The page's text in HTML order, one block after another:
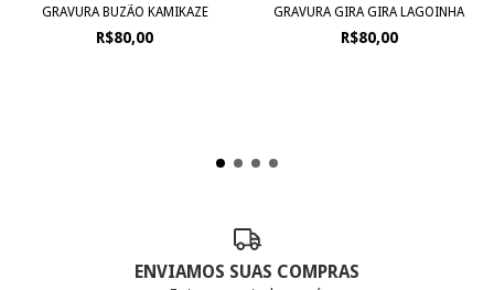
GRAVURA BUZÃO KAMIKAZE
R$80,00
GRAVURA GIRA GIRA LAGOINHA
R$80,00
ENVIAMOS SUAS COMPRAS